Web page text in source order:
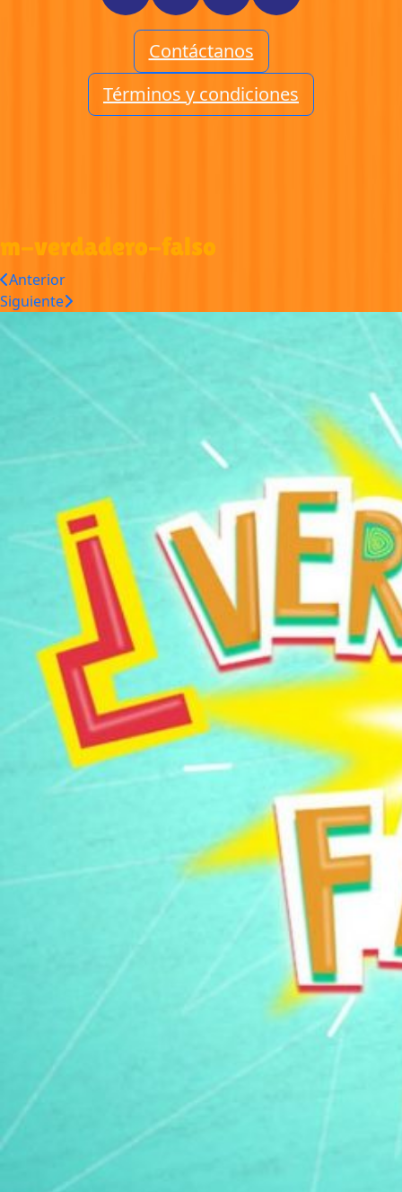
Contáctanos
Términos y condiciones
m-verdadero-falso
Anterior
Siguiente